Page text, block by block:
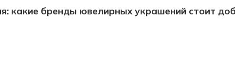
какие бренды ювелирных украшений стоит